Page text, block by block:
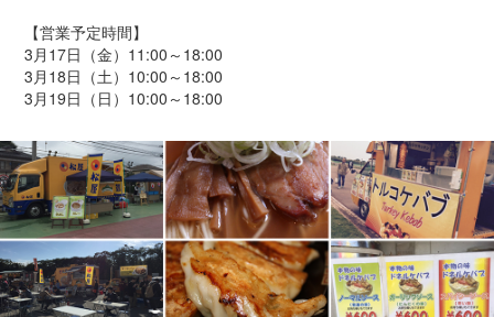
【営業予定時間】
3月17日（金）11:00～18:00
3月18日（土）10:00～18:00
3月19日（日）10:00～18:00